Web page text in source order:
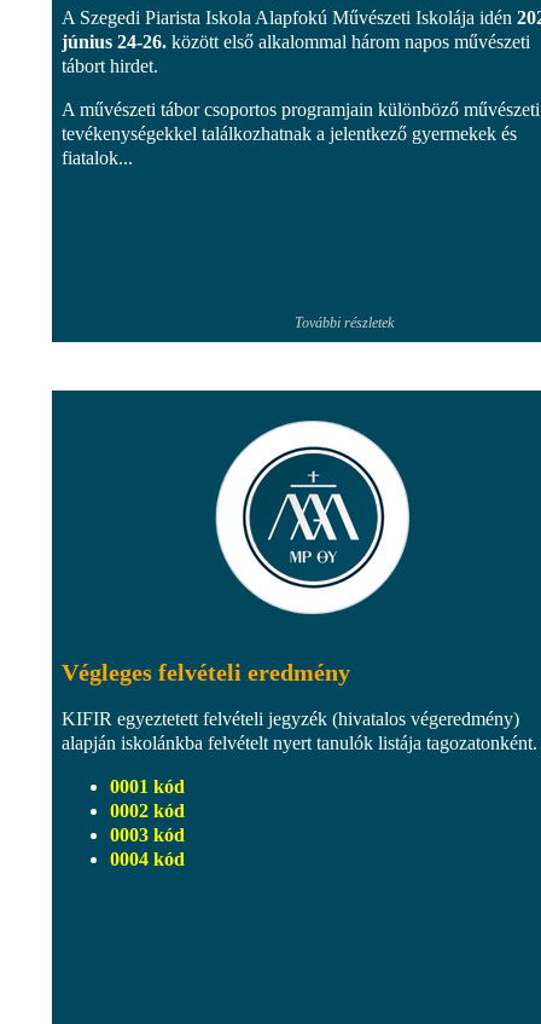
A Szegedi Piarista Iskola Alapfokú Művészeti Iskolája idén
június 24-26. között első alkalommal három napos művészeti
tábort hirdet.
A művészeti tábor csoportos programjain különböző művészeti
tevékenységekkel találkozhatnak a jelentkező gyermekek és
fiatalok...
További részletek
Végleges felvételi eredmény
KIFIR egyeztetett felvételi jegyzék (hivatalos végeredmény)
alapján iskolánkba felvételt nyert tanulók listája tagozatonként.
0001 kód
0002 kód
0003 kód
0004 kód